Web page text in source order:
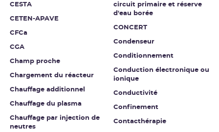
CESTA
CETEN-APAVE
CFCa
CGA
Champ proche
Chargement du réacteur
Chauffage additionnel
Chauffage du plasma
Chauffage par injection de
neutres
circuit primaire et réserve
d'eau borée
CONCERT
Condenseur
Conditionnement
Conduction électronique ou
ionique
Conductivité
Confinement
Contacthérapie